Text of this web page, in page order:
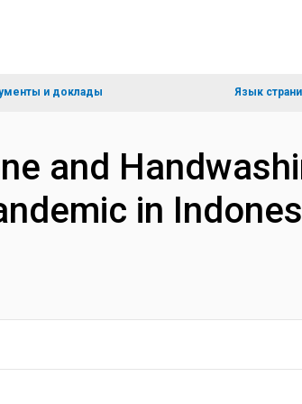
и доклады Язык
and
in